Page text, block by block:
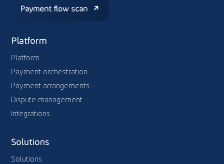
Payment flow scan
Platform
Platform
Payment orchestration
Payment arrangements
Dispute management
Integrations
Solutions
Solutions